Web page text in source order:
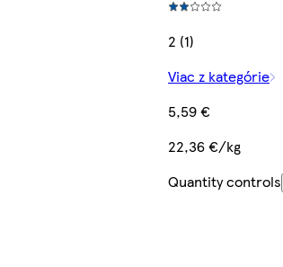
2 (1)
Viac z kategórie
5,59 €
22,36 €/kg
Quantity controls